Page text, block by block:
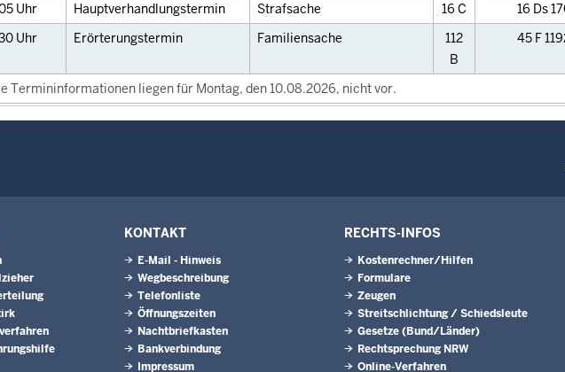
Uhr Hauptverhandlungstermin Strafsache 16 C 16 Ds
Uhr Erörterungstermin Familiensache
112
B
45 F
Termininformationen liegen für Montag, den 10.08.2026, nicht vor.
KONTAKT
E-Mail - Hinweis
Wegbeschreibung
Telefonliste
Öffnungszeiten
Nachtbriefkasten
Bankverbindung
Impressum
RECHTS-INFOS
Kostenrechner/Hilfen
Formulare
Zeugen
Streitschlichtung / Schiedsleute
Gesetze (Bund/Länder)
Rechtsprechung NRW
Online-Verfahren